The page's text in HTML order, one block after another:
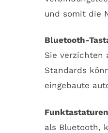
und somit die
Bluetooth-
Sie verzichten
Standards
eingebaute
als Bluetooth,